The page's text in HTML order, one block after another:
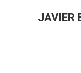
JAVIER